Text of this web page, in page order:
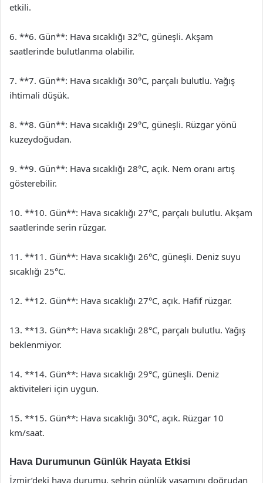
etkili.
6. **6. Gün**: Hava sıcaklığı 32°C, güneşli. Akşam
saatlerinde bulutlanma olabilir.
7. **7. Gün**: Hava sıcaklığı 30°C, parçalı bulutlu. Yağış
ihtimali düşük.
8. **8. Gün**: Hava sıcaklığı 29°C, güneşli. Rüzgar yönü
kuzeydoğudan.
9. **9. Gün**: Hava sıcaklığı 28°C, açık. Nem oranı artış
gösterebilir.
10. **10. Gün**: Hava sıcaklığı 27°C, parçalı bulutlu. Akşam
saatlerinde serin rüzgar.
11. **11. Gün**: Hava sıcaklığı 26°C, güneşli. Deniz suyu
sıcaklığı 25°C.
12. **12. Gün**: Hava sıcaklığı 27°C, açık. Hafif rüzgar.
13. **13. Gün**: Hava sıcaklığı 28°C, parçalı bulutlu. Yağış
beklenmiyor.
14. **14. Gün**: Hava sıcaklığı 29°C, güneşli. Deniz
aktiviteleri için uygun.
15. **15. Gün**: Hava sıcaklığı 30°C, açık. Rüzgar 10
km/saat.
Hava Durumunun Günlük Hayata Etkisi
İzmir’deki hava durumu, şehrin günlük yaşamını doğrudan